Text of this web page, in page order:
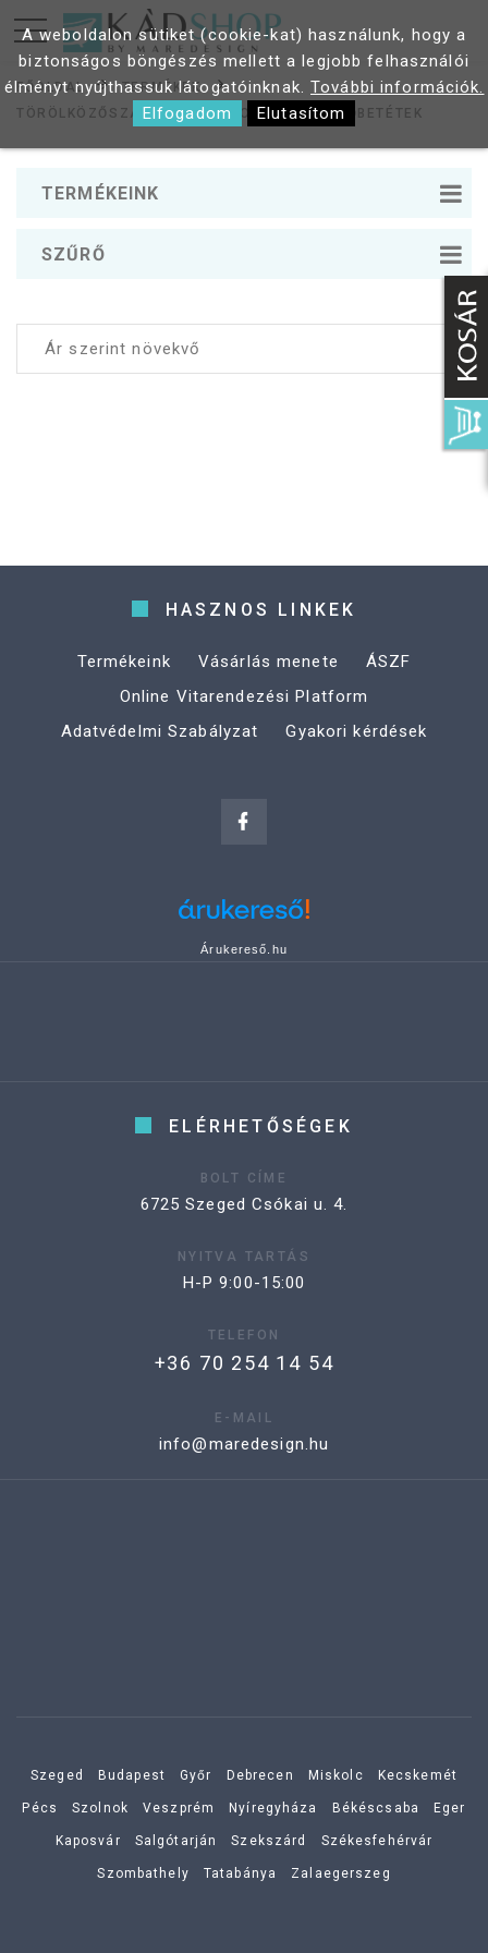
FŐOLDAL
TERMÉKEK
TÖRÖLKÖZŐSZÁRÍTÓ RADIÁTOROK
FÜTŐBETÉTEK
TERMÉKEINK
SZŰRŐ
HASZNOS LINKEK
Termékeink Vásárlás menete
ÁSZF
Online Vitarendezési Platform
Adatvédelmi Szabályzat
Gyakori kérdések
Árukereső.hu
ELÉRHETŐSÉGEK
BOLT CÍME
6725 Szeged Csókai u. 4.
NYITVA TARTÁS
H-P 9:00-15:00
TELEFON
+36 70 254 14 54
E-MAIL
info@maredesign.hu
Szeged Budapest Győr Debrecen Miskolc Kecskemét
Pécs Szolnok Veszprém Nyíregyháza Békéscsaba Eger
Kaposvár Salgótarján Szekszárd Székesfehérvár
Szombathely Tatabánya Zalaegerszeg
A weboldalon sütiket (cookie-kat) használunk, hogy a
biztonságos böngészés mellett a legjobb felhasználói
élményt nyújthassuk látogatóinknak. További információk.
Elfogadom
Elutasítom